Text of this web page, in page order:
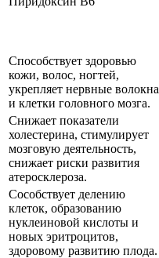
Способствует здоровью
кожи, волос, ногтей,
укрепляет нервные волокна
и клетки головного мозга.
Снижает показатели
холестерина, стимулирует
мозговую деятельность,
снижает риски развития
атеросклероза.
Сособствует делению
клеток, образованию
нуклеиновой кислоты и
новых эритроцитов,
здоровому развитию плода.